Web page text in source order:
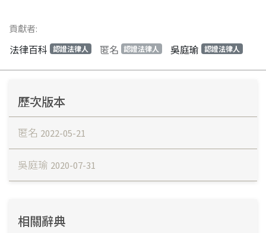
貢獻者:
法律百科 認證法律人 匿名 認證法律人 吳庭瑜 認證法律人
歷次版本
匿名 2022-05-21
吳庭瑜 2020-07-31
相關辭典